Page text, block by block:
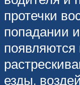
протечки
попадании
появляются
езды,